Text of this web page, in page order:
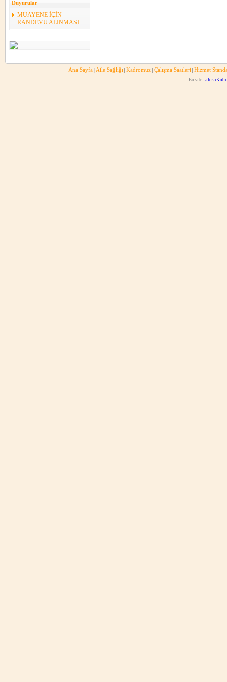
Duyurular
MUAYENE İÇİN
RANDEVU ALINMASI
Ana Sayfa| Aile Sağlığı| Kadromuz| Çalışma Saatleri| Hizmet
Bu site Lifos iKobi